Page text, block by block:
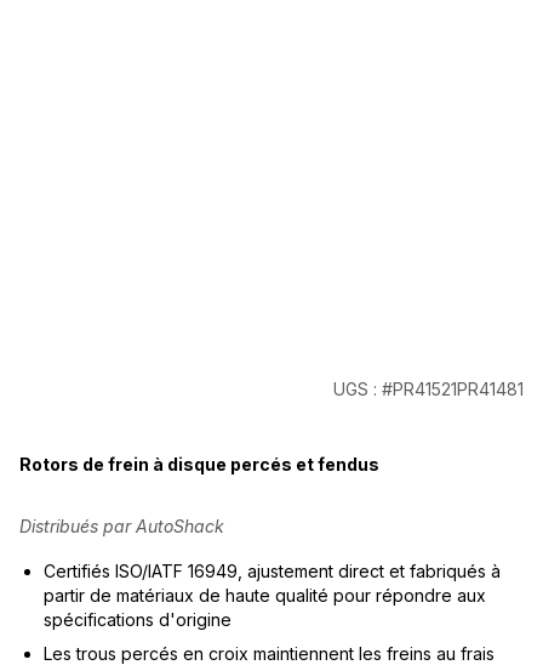
UGS : #PR41521PR41481
Rotors de frein à disque percés et fendus
Distribués par AutoShack
Certifiés ISO/IATF 16949, ajustement direct et fabriqués à
partir de matériaux de haute qualité pour répondre aux
spécifications d'origine
Les trous percés en croix maintiennent les freins au frais